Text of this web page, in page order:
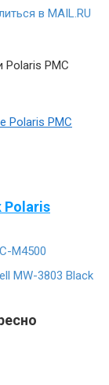
Polaris PMC
Polaris PMC
Polaris
M4500
MW-3803 Black